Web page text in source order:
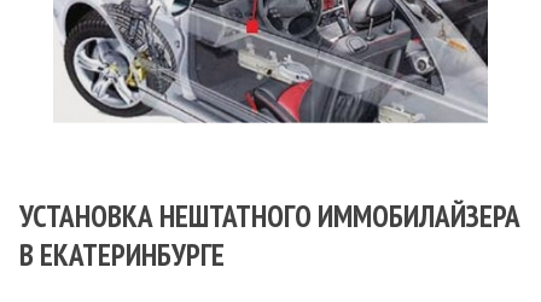
УСТАНОВКА НЕШТАТНОГО ИММОБИЛАЙЗЕРА
В ЕКАТЕРИНБУРГЕ